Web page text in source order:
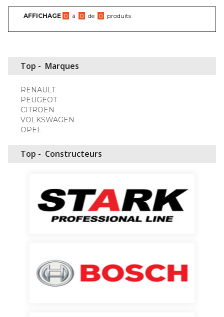
AFFICHAGE 0 à 0 de 0 produits
Top - Marques
RENAULT
PEUGEOT
CITROËN
VOLKSWAGEN
OPEL
Top - Constructeurs